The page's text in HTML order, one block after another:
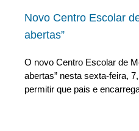
Novo Centro Escolar
abertas”
O novo Centro Escolar de
abertas” nesta sexta-feira,
permitir que pais e